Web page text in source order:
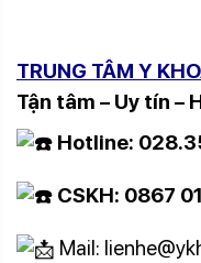
TRUNG TÂM Y
Tận tâm – Uy tín –
Hotline:
CSKH: 0867
Mail: